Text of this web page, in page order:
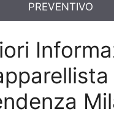
PREVENTIVO